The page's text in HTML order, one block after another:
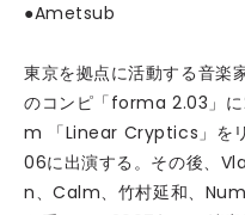
●Ametsub
東京を拠点に活動する音楽
のコンピ「forma 2.03」
m 「Linear Cryptics」を
06に出演する。その後、
n、Calm、竹村延和、